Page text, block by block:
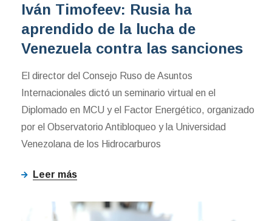
Iván Timofeev: Rusia ha
aprendido de la lucha de
Venezuela contra las sanciones
El director del Consejo Ruso de Asuntos
Internacionales dictó un seminario virtual en el
Diplomado en MCU y el Factor Energético, organizado
por el Observatorio Antibloqueo y la Universidad
Venezolana de los Hidrocarburos
Leer más